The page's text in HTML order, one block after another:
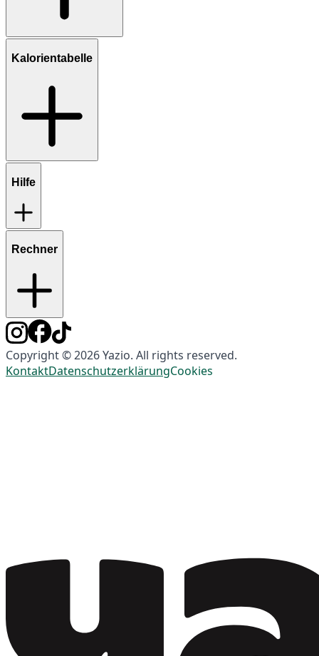
Kalorientabelle
Hilfe
Rechner
Copyright © 2026 Yazio. All rights reserved.
KontaktDatenschutzerklärungCookies